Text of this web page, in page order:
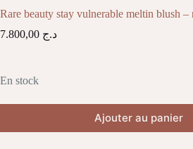
Rare beauty stay vulnerable meltin blush –
د.ج
En stock
Ajouter au panier